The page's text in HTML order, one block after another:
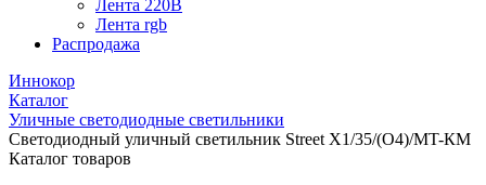
Лента 220В
Лента rgb
Распродажа
Иннокор
Каталог
Уличные светодиодные светильники
Светодиодный уличный светильник Street X1/35/(O4)/MT-КМ
Каталог товаров